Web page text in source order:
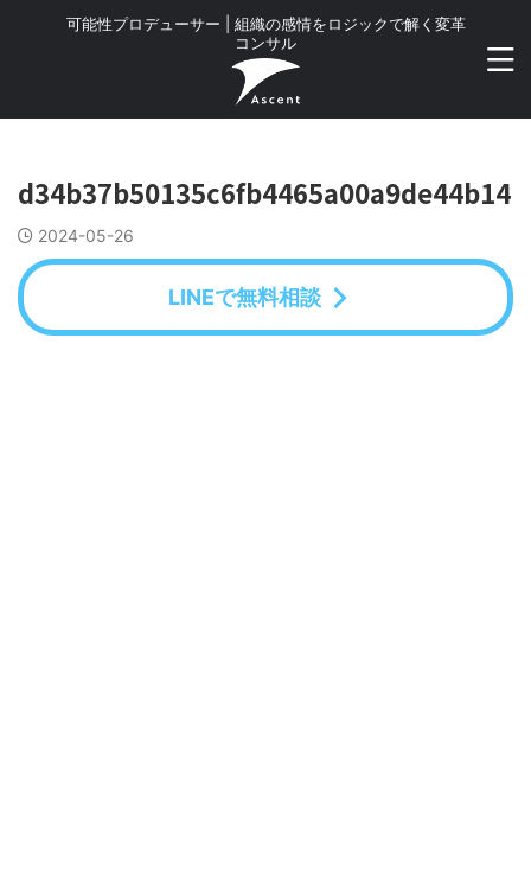
可能性プロデューサー | 組織の感情をロジックで解く変革
コンサル
d34b37b50135c6fb4465a00a9de44b14
2024-05-26
LINEで無料相談